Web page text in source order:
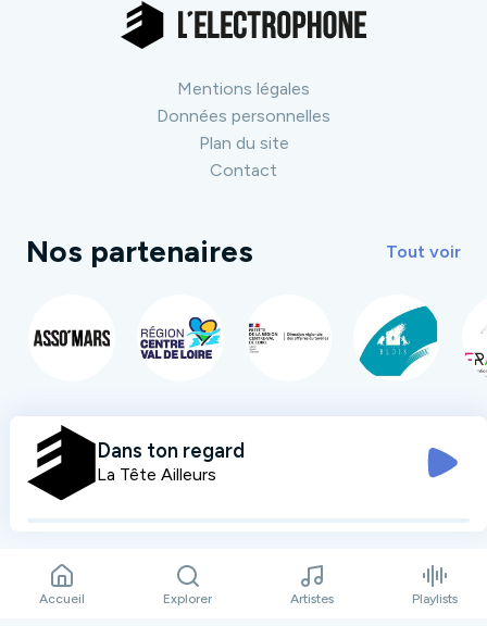
Mentions légales
Données personnelles
Plan du site
Contact
Nos partenaires Tout voir
Dans ton regard
La Tête Ailleurs
Accueil Explorer Artistes Playlists